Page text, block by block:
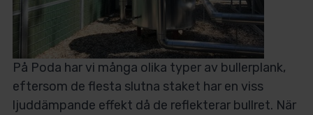
På Poda har vi många olika typer av bullerplank,
eftersom de flesta slutna staket har en viss
ljuddämpande effekt då de reflekterar bullret. När